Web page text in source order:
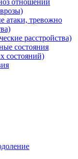
отношений
атаки, тревожно
расстройства)
состояния
состояний)